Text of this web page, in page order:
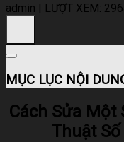
admin | LƯỢT XEM:
MỤC LỤC NỘI
Cách Sửa Một
Thuật